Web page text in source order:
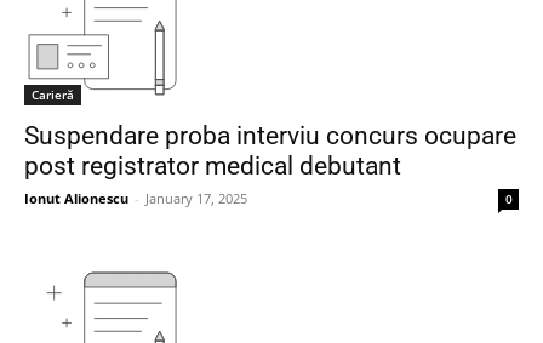
Carieră
Suspendare proba interviu concurs ocupare
post registrator medical debutant
Ionut Alionescu - January 17, 2025 0